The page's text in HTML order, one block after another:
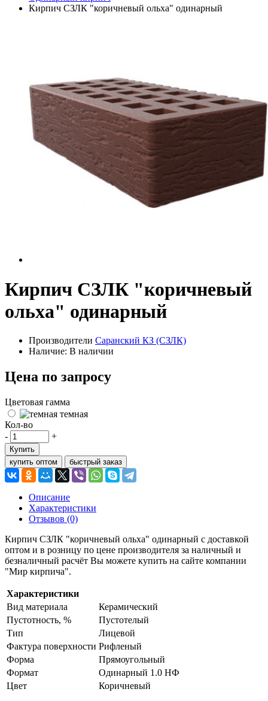
Кирпич СЗЛК "коричневый ольха" одинарный
Кирпич СЗЛК "коричневый
ольха" одинарный
Производители Саранский КЗ (СЗЛК)
Наличие: В наличии
Цена по запросу
Цветовая гамма
темная
Кол-во
-
+
Купить
купить оптом
быстрый заказ
Описание
Характеристики
Отзывов (0)
Кирпич СЗЛК "коричневый ольха" одинарный с доставкой
оптом и в розницу по цене производителя за наличный и
безналичный расчёт Вы можете купить на сайте компании
"Мир кирпича".
Характеристики
Вид материала
Керамический
Пустотность, %
Пустотелый
Тип
Лицевой
Фактура поверхности Рифленый
Форма
Прямоугольный
Формат
Одинарный 1.0 НФ
Цвет
Коричневый